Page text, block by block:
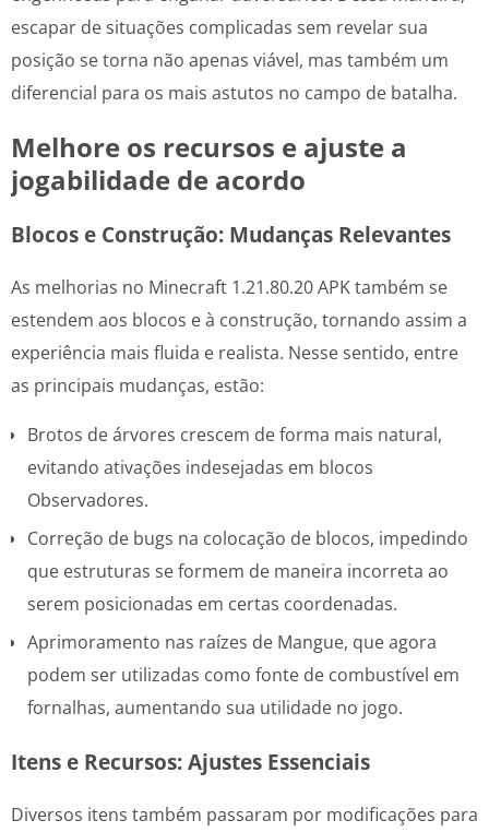
escapar de situações complicadas sem revelar sua
posição se torna não apenas viável, mas também um
diferencial para os mais astutos no campo de batalha.
Melhore os recursos e ajuste a
jogabilidade de acordo
Blocos e Construção: Mudanças Relevantes
As melhorias no Minecraft 1.21.80.20 APK também se
estendem aos blocos e à construção, tornando assim a
experiência mais fluida e realista. Nesse sentido, entre
as principais mudanças, estão:
Brotos de árvores crescem de forma mais natural,
evitando ativações indesejadas em blocos
Observadores.
Correção de bugs na colocação de blocos, impedindo
que estruturas se formem de maneira incorreta ao
serem posicionadas em certas coordenadas.
Aprimoramento nas raízes de Mangue, que agora
podem ser utilizadas como fonte de combustível em
fornalhas, aumentando sua utilidade no jogo.
Itens e Recursos: Ajustes Essenciais
Diversos itens também passaram por modificações para